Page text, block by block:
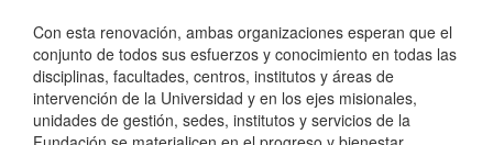
Con esta renovación, ambas organizaciones esperan que el
conjunto de todos sus esfuerzos y conocimiento en todas las
disciplinas, facultades, centros, institutos y áreas de
intervención de la Universidad y en los ejes misionales,
unidades de gestión, sedes, institutos y servicios de la